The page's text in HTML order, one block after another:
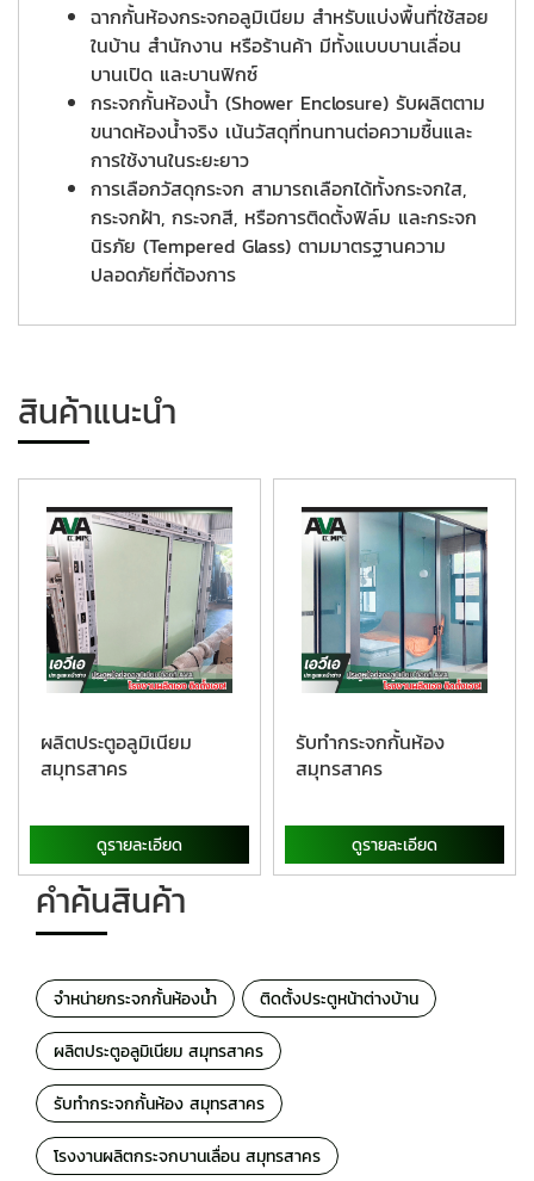
ฉากกั้นห้องกระจกอลูมิเนียม สำหรับแบ่งพื้นที่ใช้สอย
ในบ้าน สำนักงาน หรือร้านค้า มีทั้งแบบบานเลื่อน
บานเปิด และบานฟิกซ์
กระจกกั้นห้องน้ำ (Shower Enclosure) รับผลิตตาม
ขนาดห้องน้ำจริง เน้นวัสดุที่ทนทานต่อความชื้นและ
การใช้งานในระยะยาว
การเลือกวัสดุกระจก สามารถเลือกได้ทั้งกระจกใส,
กระจกฝ้า, กระจกสี, หรือการติดตั้งฟิล์ม และกระจก
นิรภัย (Tempered Glass) ตามมาตรฐานความ
ปลอดภัยที่ต้องการ
สินค้าแนะนำ
ผลิตประตูอลูมิเนียม
สมุทรสาคร
ดูรายละเอียด
รับทำกระจกกั้นห้อง
สมุทรสาคร
ดูรายละเอียด
คำค้นสินค้า
จำหน่ายกระจกกั้นห้องน้ำ ติดตั้งประตูหน้าต่างบ้าน
ผลิตประตูอลูมิเนียม สมุทรสาคร
รับทำกระจกกั้นห้อง สมุทรสาคร
โรงงานผลิตกระจกบานเลื่อน สมุทรสาคร